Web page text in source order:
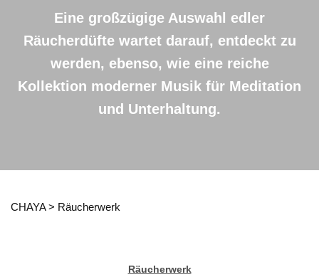
Eine großzügige Auswahl edler
Räucherdüfte wartet darauf, entdeckt zu
werden, ebenso, wie eine reiche
Kollektion moderner Musik für Meditation
und Unterhaltung.
CHAYA> Räucherwerk
Räucherwerk